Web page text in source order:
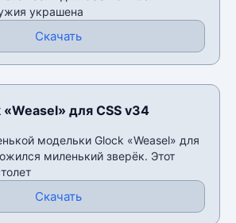
украшена
Скачать
для CSS v34
модельки Glock «Weasel» для
миленький зверёк. Этот
Скачать